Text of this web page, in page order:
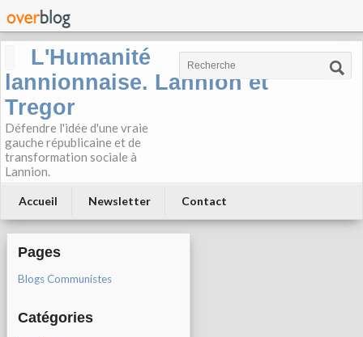
L'Humanité
lannionnaise. Lannion et
Tregor
Défendre l'idée d'une vraie
gauche républicaine et de
transformation sociale à
Lannion.
Accueil Newsletter Contact
Pages
Blogs Communistes
Catégories